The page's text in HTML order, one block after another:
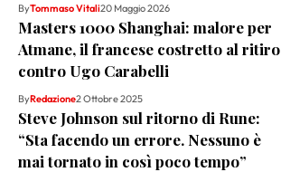
ByTommaso Vitali20 Maggio 2026
Masters 1000 Shanghai: malore per
Atmane, il francese costretto al ritiro
contro Ugo Carabelli
ByRedazione2 Ottobre 2025
Steve Johnson sul ritorno di Rune:
“Sta facendo un errore. Nessuno è
mai tornato in così poco tempo”